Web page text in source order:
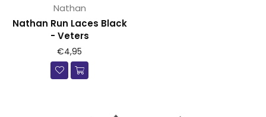
Nathan
Nathan Run Laces Black
- Veters
Prijs
€4,95